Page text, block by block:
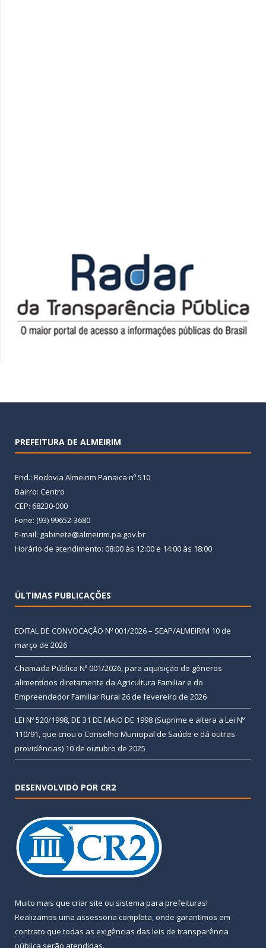
PREFEITURA DE ALMEIRIM
End.: Rodovia Almeirim Panaica nº 510
Bairro: Centro
CEP: 68230-000
Fone: (93) 99652-3680
E-mail: gabinete@almeirim.pa.gov.br
Horário de atendimento: 08:00 às 12:00 e 14:00 às 18:00
ÚLTIMAS PUBLICAÇÕES
EDITAL DE CONVOCAÇÃO Nº 001/2026 – SEAP/ALMEIRIM 10 de
março de 2026
Chamada Pública Nº 001/2026, para aquisição de gêneros
alimentícios diretamente da Agricultura Familiar e do
Empreendedor Familiar Rural 26 de fevereiro de 2026
LEI Nº 520/1998, DE 31 DE MAIO DE 1998 (Suprime e altera a Lei Nº
110/91, que criou o Conselho Municipal de Saúde e dá outras
providências) 10 de outubro de 2025
DESENVOLVIDO POR CR2
Muito mais que criar site ou sistema para prefeituras!
Realizamos uma assessoria completa, onde garantimos em
contrato que todas as exigências das leis de transparência
pública serão atendidas.